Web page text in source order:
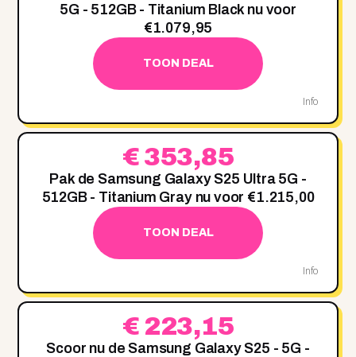
5G - 512GB - Titanium Black nu voor
€1.079,95
TOON DEAL
Info
€ 353,85
Pak de Samsung Galaxy S25 Ultra 5G -
512GB - Titanium Gray nu voor €1.215,00
TOON DEAL
Info
€ 223,15
Scoor nu de Samsung Galaxy S25 - 5G -